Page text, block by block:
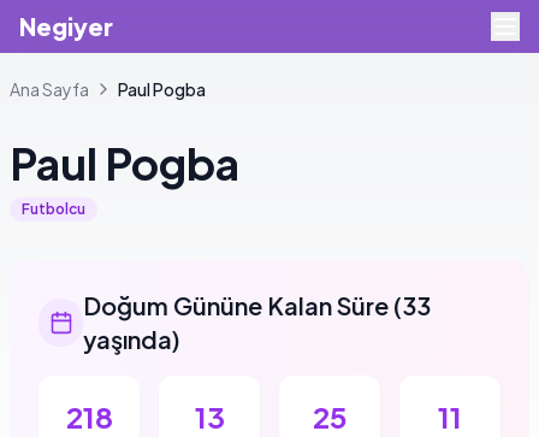
Negiyer
Ana Sayfa PaulPogba
Paul Pogba
Futbolcu
Doğum Gününe Kalan Süre (33
yaşında)
218 13 25 10